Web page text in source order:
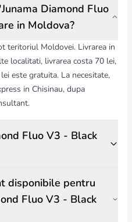
Diamond Fluo
in Moldova?
teritoriul Moldovei. Livrarea in
localitati, livrarea costa 70 lei,
este gratuita. La necesitate,
in Chisinau, dupa
Fluo V3 - Black
disponibile pentru
Fluo V3 - Black